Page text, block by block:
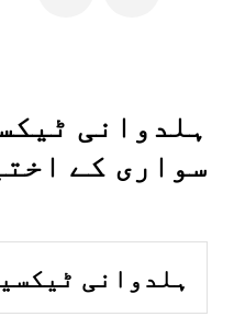
ہلدوانی
سواری کے
ہلدوانی